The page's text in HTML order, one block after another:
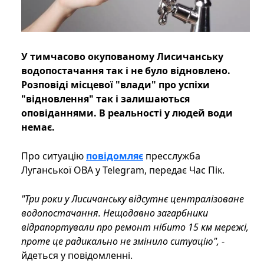
У тимчасово окупованому Лисичанську
водопостачання так і не було відновлено.
Розповіді місцевої "влади" про успіхи
"відновлення" так і залишаються
оповіданнями. В реальності у людей води
немає.
Про ситуацію повідомляє пресслужба
Луганської ОВА у Telegram, передає Час Пік.
"Три роки у Лисичанську відсутнє централізоване
водопостачання. Нещодавно загарбники
відрапортували про ремонт нібито 15 км мережі,
проте це радикально не змінило ситуацію", -
йдеться у повідомленні.